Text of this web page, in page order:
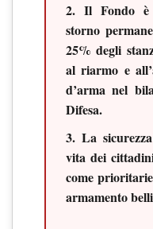
2. Il Fondo è
storno
25% degli
al riarmo e
d’arma nel
Difesa.
3. La
vita dei
come
armamento